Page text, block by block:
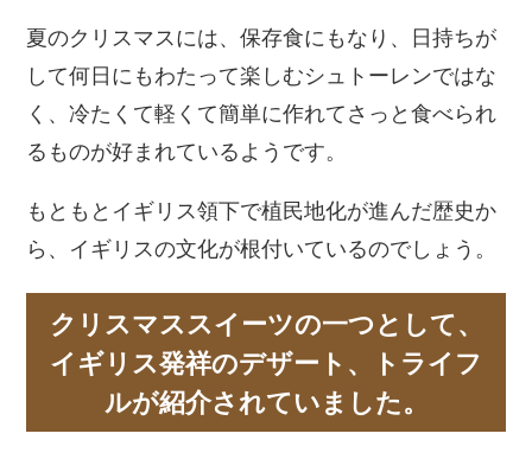
夏のクリスマスには、保存食にもなり、日持ちが
して何日にもわたって楽しむシュトーレンではな
く、冷たくて軽くて簡単に作れてさっと食べられ
るものが好まれているようです。
もともとイギリス領下で植民地化が進んだ歴史か
ら、イギリスの文化が根付いているのでしょう。
クリスマススイーツの一つとして、
イギリス発祥のデザート、トライフ
ルが紹介されていました。